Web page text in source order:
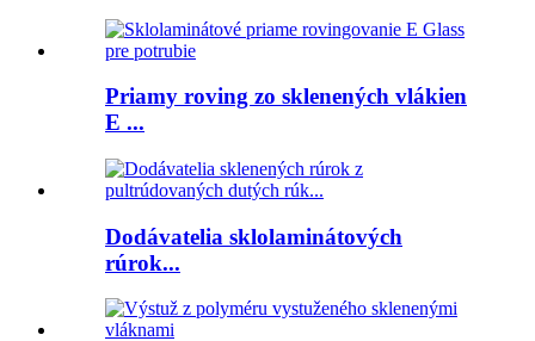
Priamy roving zo sklenených vlákien
E ...
Dodávatelia sklolaminátových
rúrok...